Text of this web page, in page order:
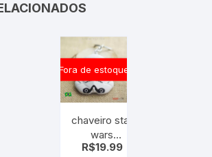
Fora de estoque
chaveiro star
wars
stormtrooper
R$19.99